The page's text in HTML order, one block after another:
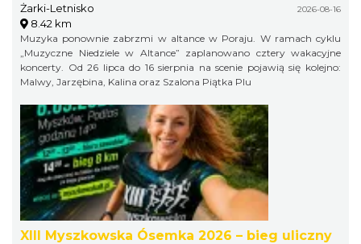
Żarki-Letnisko 2026-08-16
8.42 km
Muzyka ponownie zabrzmi w altance w Poraju. W ramach cyklu
„Muzyczne Niedziele w Altance” zaplanowano cztery wakacyjne
koncerty. Od 26 lipca do 16 sierpnia na scenie pojawią się kolejno:
Malwy, Jarzębina, Kalina oraz Szalona Piątka Plu
XIII Myszkowska Ósemka 2026 – bieg uliczny